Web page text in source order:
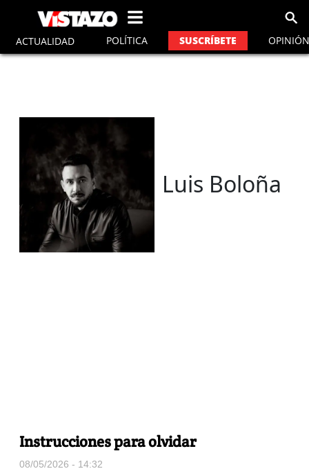
vistazo
ACTUALIDAD POLÍTICA SUSCRÍBETE OPINIÓN
Luis Boloña
Instrucciones para olvidar
08/05/2026 - 14:32